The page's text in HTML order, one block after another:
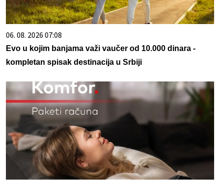
06. 08. 2026 07:08
Evo u kojim banjama važi vaučer od 10.000 dinara -
kompletan spisak destinacija u Srbiji